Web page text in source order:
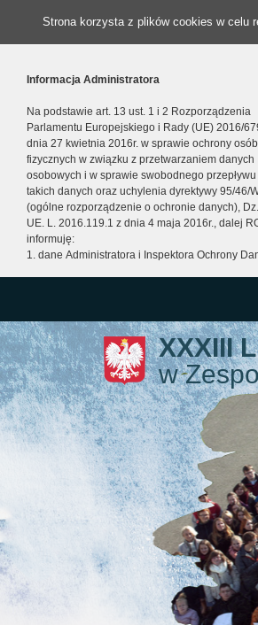
Strona korzysta z plików cookies w celu
Informacja Administratora
Na podstawie art. 13 ust. 1 i 2 Rozporządzenia
Parlamentu Europejskiego i Rady (UE) 2016/
dnia 27 kwietnia 2016r. w sprawie ochrony osób
fizycznych w związku z przetwarzaniem danych
osobowych i w sprawie swobodnego przepływu
takich danych oraz uchylenia dyrektywy 95/46/
(ogólne rozporządzenie o ochronie danych),
UE. L. 2016.119.1 z dnia 4 maja 2016r., dalej
informuję:
1. dane Administratora i Inspektora Ochrony
XXXIII
w